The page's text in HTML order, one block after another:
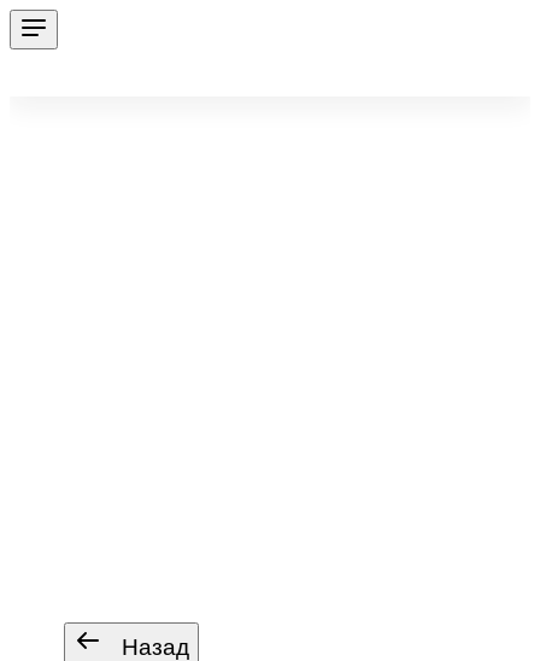
Назад